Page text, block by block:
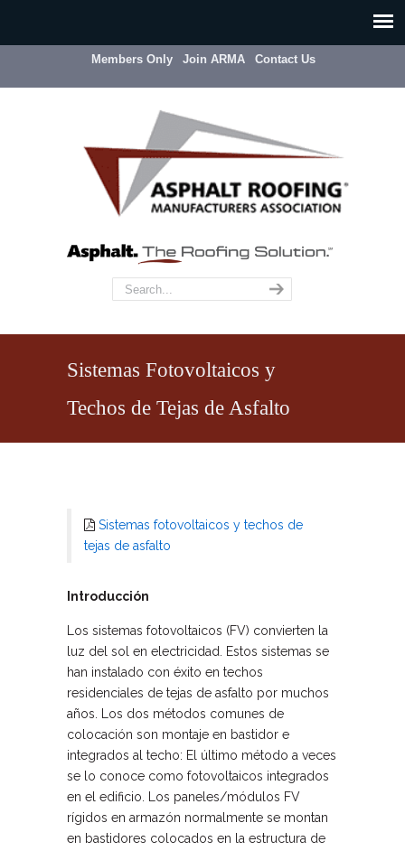
Members Only Join ARMA Contact Us
Sistemas Fotovoltaicos y
Techos de Tejas de Asfalto
Sistemas fotovoltaicos y techos de
tejas de asfalto
Introducción
Los sistemas fotovoltaicos (FV) convierten la
luz del sol en electricidad. Estos sistemas se
han instalado con éxito en techos
residenciales de tejas de asfalto por muchos
años. Los dos métodos comunes de
colocación son montaje en bastidor e
integrados al techo: El último método a veces
se lo conoce como fotovoltaicos integrados
en el edificio. Los paneles/módulos FV
rígidos en armazón normalmente se montan
en bastidores colocados en la estructura de